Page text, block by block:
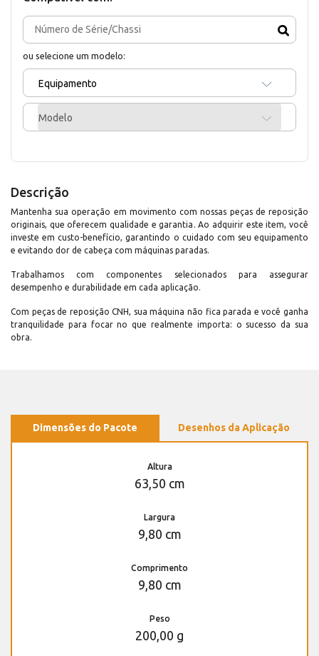
ou selecione um modelo:
Equipamento
Modelo
Descrição
Mantenha sua operação em movimento com nossas peças de reposição
originais, que oferecem qualidade e garantia. Ao adquirir este item, você
investe em custo-benefício, garantindo o cuidado com seu equipamento
e evitando dor de cabeça com máquinas paradas.
Trabalhamos com componentes selecionados para assegurar
desempenho e durabilidade em cada aplicação.
Com peças de reposição CNH, sua máquina não fica parada e você ganha
tranquilidade para focar no que realmente importa: o sucesso da sua
obra.
Dimensões do Pacote Desenhos da Aplicação
Altura
63,50 cm
Largura
9,80 cm
Comprimento
9,80 cm
Peso
200,00 g